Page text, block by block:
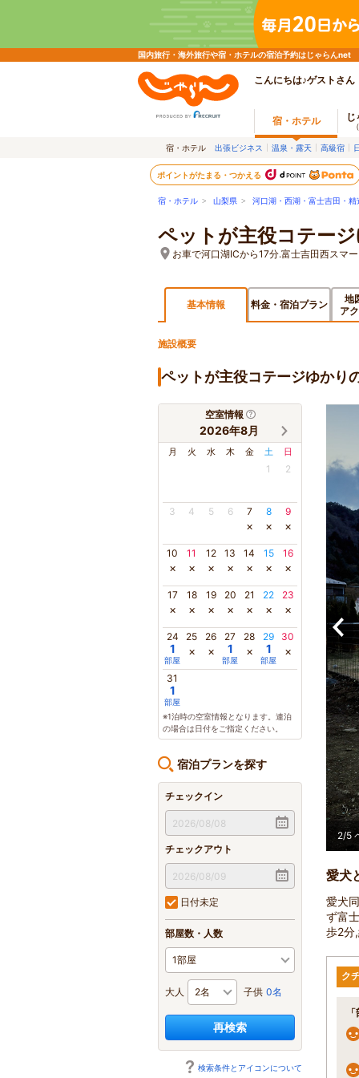
国内旅行・海外旅行や宿・ホテルの宿泊予約はじゃらんnet
こんにちは♪ゲストさん
宿・ホテル じ
宿・ホテル 出張ビジネス 温泉・露天 高級宿
ポイントがたまる・つかえる
宿・ホテル > 山梨県 > 河口湖・西湖・富士吉田・精
ペットが主役コテー
お車で河口湖ICから17分.富士吉田西スマ
基本情報 料金・宿泊プラン
地
ア
施設概要
ペットが主役コテージゆかり
空室情報
2026年8月
月 火 水 木 金 土 日
1 2
3 4 5 6 7
×
8
×
9
×
10
×
11
×
12
×
13
×
14
×
15
×
16
×
17
×
18
×
19
×
20
×
21
×
22
×
23
×
24
1
部屋
25
×
26
×
27
1
部屋
28
×
29
1
部屋
30
×
31
1
部屋
※1泊時の空室情報となります。連泊
の場合は日付をご指定ください。
宿泊プランを探す
チェックイン
チェックアウト
日付未定
部屋数・人数
大人 子供 0名
再検索
検索条件とアイコンについて
2/5
愛犬
愛犬
ず富
歩2分
ク